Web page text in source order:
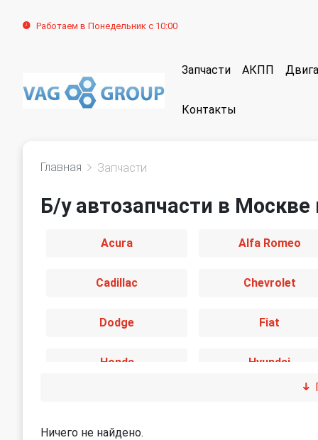
Работаем в Понедельник с 10:00
Запчасти АКПП
Контакты
Главная Запчасти
Б/у автозапчасти в Москве
Acura Alfa Romeo
Cadillac Chevrolet
Dodge Fiat
Honda Hyundai
Ничего не найдено.